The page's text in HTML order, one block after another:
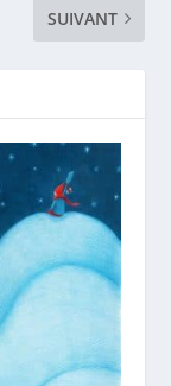
SUIVANT